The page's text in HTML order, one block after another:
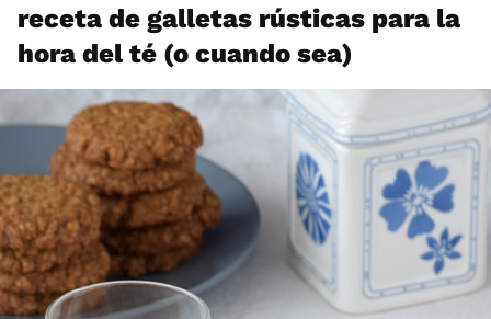
receta de galletas rústicas para la
hora del té (o cuando sea)